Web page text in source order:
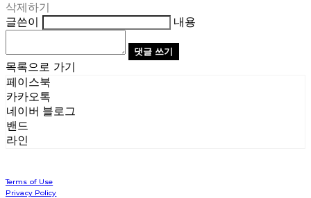
삭제하기
글쓴이
내용
댓글 쓰기
목록으로 가기
페이스북
카카오톡
네이버 블로그
밴드
라인
Terms of Use
Privacy Policy